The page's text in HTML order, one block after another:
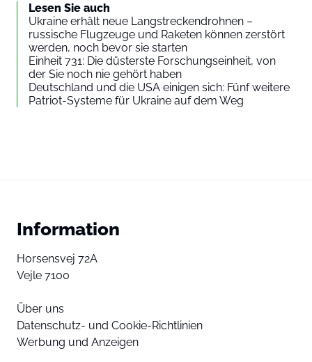
Lesen Sie auch
Ukraine erhält neue Langstreckendrohnen –
russische Flugzeuge und Raketen können zerstört
werden, noch bevor sie starten
Einheit 731: Die düsterste Forschungseinheit, von
der Sie noch nie gehört haben
Deutschland und die USA einigen sich: Fünf weitere
Patriot-Systeme für Ukraine auf dem Weg
Information
Horsensvej 72A
Vejle 7100
Über uns
Datenschutz- und Cookie-Richtlinien
Werbung und Anzeigen